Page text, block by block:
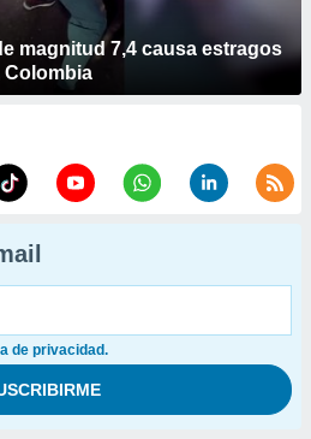
magnitud 7,4 causa estragos
Colombia
de privacidad.